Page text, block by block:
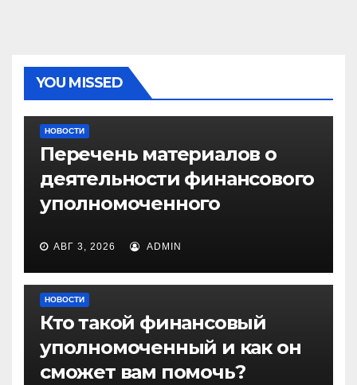
YOU MISSED
НОВОСТИ
Перечень материалов о
деятельности финансового
уполномоченного
АВГ 3, 2026 ADMIN
НОВОСТИ
Кто такой финансовый
уполномоченный и как он
сможет вам помочь?